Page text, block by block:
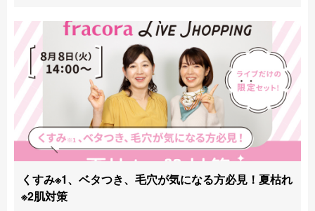
くすみ※1、ベタつき、毛穴が気になる方必見！夏枯れ
※2肌対策